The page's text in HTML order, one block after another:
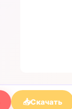
📥Скачать